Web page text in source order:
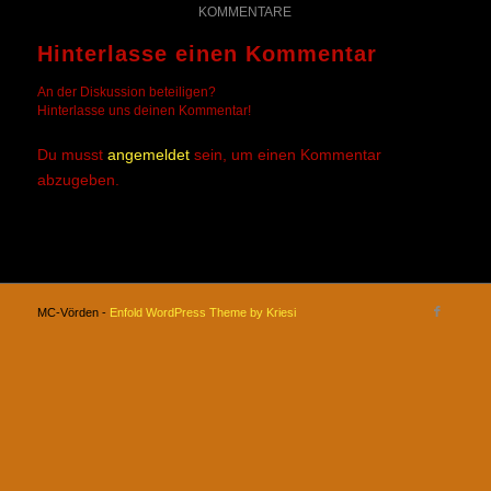
KOMMENTARE
Hinterlasse einen Kommentar
An der Diskussion beteiligen?
Hinterlasse uns deinen Kommentar!
Du musst angemeldetsein, um einen Kommentar
abzugeben.
MC-Vörden - Enfold WordPress Theme by Kriesi